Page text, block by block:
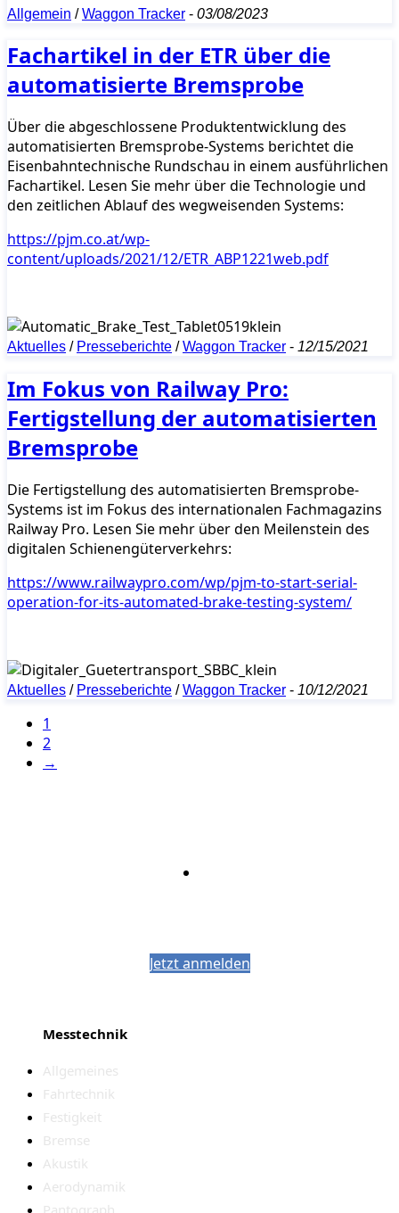
Allgemein /Waggon Tracker - 03/08/2023
Fachartikel in der ETR über die
automatisierte Bremsprobe
Über die abgeschlossene Produktentwicklung des
automatisierten Bremsprobe-Systems berichtet die
Eisenbahntechnische Rundschau in einem ausführlichen
Fachartikel. Lesen Sie mehr über die Technologie und
den zeitlichen Ablauf des wegweisenden Systems:
https://pjm.co.at/wp-
content/uploads/2021/12/ETR_ABP1221web.pdf
Aktuelles / Presseberichte /Waggon Tracker - 12/15/2021
Im Fokus von Railway Pro:
Fertigstellung der automatisierten
Bremsprobe
Die Fertigstellung des automatisierten Bremsprobe-
Systems ist im Fokus des internationalen Fachmagazins
Railway Pro. Lesen Sie mehr über den Meilenstein des
digitalen Schienengüterverkehrs:
https://www.railwaypro.com/wp/pjm-to-start-serial-
operation-for-its-automated-brake-testing-system/
Aktuelles / Presseberichte /Waggon Tracker - 10/12/2021
1
2
→
Jetzt anmelden
Messtechnik
Allgemeines
Fahrtechnik
Festigkeit
Bremse
Akustik
Aerodynamik